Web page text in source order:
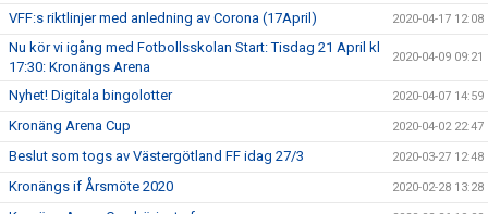
VFF:s riktlinjer med anledning av Corona (17April) 2020-04-17 12:08
Nu kör vi igång med Fotbollsskolan Start: Tisdag 21 April kl
17:30: Kronängs Arena
2020-04-09 09:21
Nyhet! Digitala bingolotter 2020-04-07 14:59
Kronäng Arena Cup 2020-04-02 22:47
Beslut som togs av Västergötland FF idag 27/3 2020-03-27 12:48
Kronängs if Årsmöte 2020 2020-02-28 13:28